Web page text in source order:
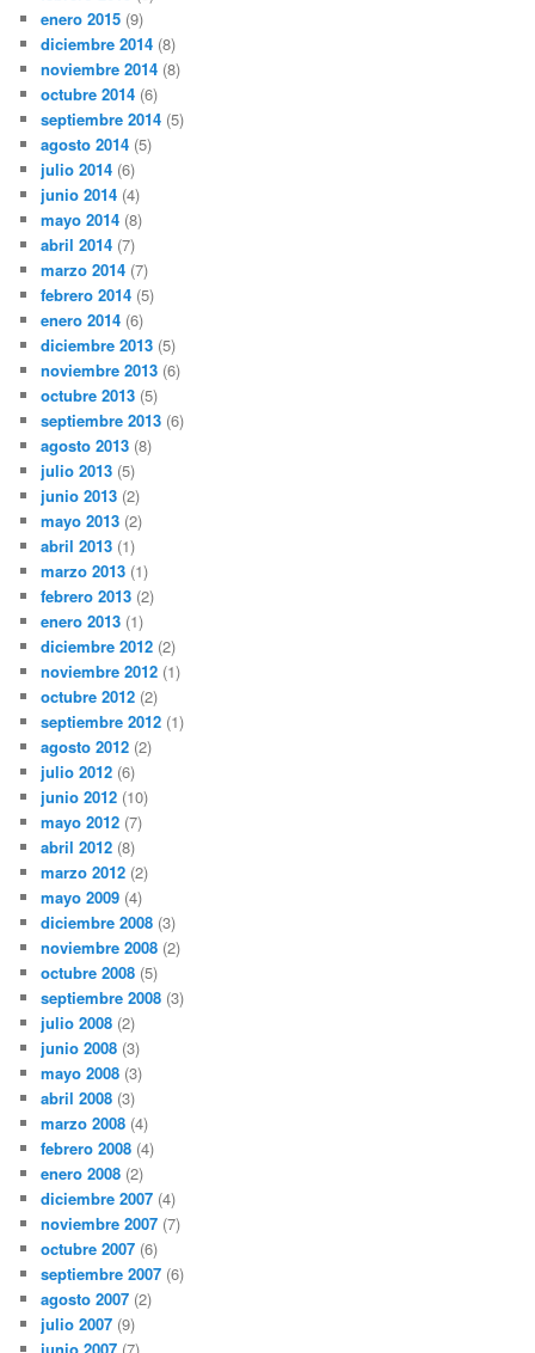
enero 2015 (9)
diciembre 2014 (8)
noviembre 2014 (8)
octubre 2014 (6)
septiembre 2014 (5)
agosto 2014 (5)
julio 2014 (6)
junio 2014 (4)
mayo 2014 (8)
abril 2014 (7)
marzo 2014 (7)
febrero 2014 (5)
enero 2014 (6)
diciembre 2013 (5)
noviembre 2013 (6)
octubre 2013 (5)
septiembre 2013 (6)
agosto 2013 (8)
julio 2013 (5)
junio 2013 (2)
mayo 2013 (2)
abril 2013 (1)
marzo 2013 (1)
febrero 2013 (2)
enero 2013 (1)
diciembre 2012 (2)
noviembre 2012 (1)
octubre 2012 (2)
septiembre 2012 (1)
agosto 2012 (2)
julio 2012 (6)
junio 2012 (10)
mayo 2012 (7)
abril 2012 (8)
marzo 2012 (2)
mayo 2009 (4)
diciembre 2008 (3)
noviembre 2008 (2)
octubre 2008 (5)
septiembre 2008 (3)
julio 2008 (2)
junio 2008 (3)
mayo 2008 (3)
abril 2008 (3)
marzo 2008 (4)
febrero 2008 (4)
enero 2008 (2)
diciembre 2007 (4)
noviembre 2007 (7)
octubre 2007 (6)
septiembre 2007 (6)
agosto 2007 (2)
julio 2007 (9)